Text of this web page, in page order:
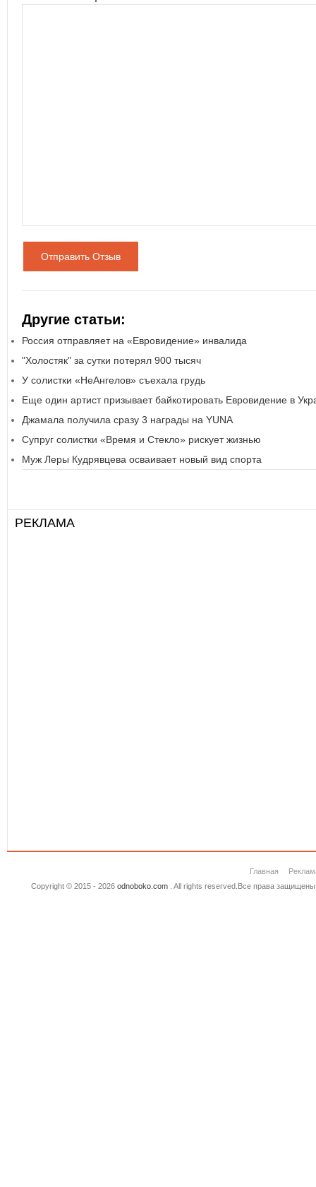
Отправить Отзыв
Другие статьи:
Россия отправляет на «Евровидение» инвалида
"Холостяк" за сутки потерял 900 тысяч
У солистки «НеАнгелов» съехала грудь
Еще один артист призывает байкотировать Евровидение в
Джамала получила сразу 3 награды на YUNA
Супруг солистки «Время и Стекло» рискует жизнью
Муж Леры Кудрявцева осваивает новый вид спорта
РЕКЛАМА
Главная
Copyright © 2015 - 2026 odnoboko.com. All rights reserved.Все права защищены.